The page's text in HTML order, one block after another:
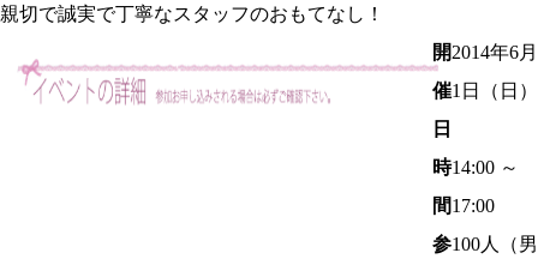
親切で誠実で丁寧なスタッフのおもてなし！
開
催
日
2014年6月
1日（日）
時
間
14:00 ～
17:00
参100人（男